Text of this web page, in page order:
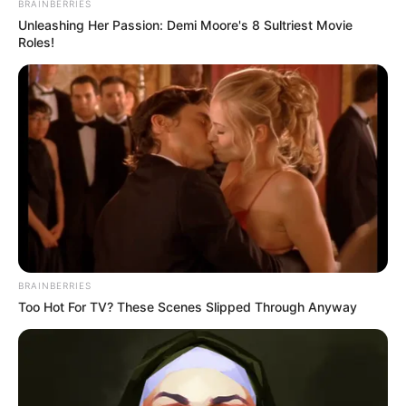
Sal y pimienta
Canela (opcional)
Para la nogada
Nuez de Castilla pelada
Leche o crema
Sal (una pizca)
Para decorar
Granada
BRAINBERRIES
Unleashing Her Passion: Demi Moore's 8 Sultriest Movie
Roles!
BRAINBERRIES
Too Hot For TV? These Scenes Slipped Through Anyway